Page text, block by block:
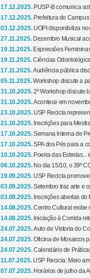
17.12.2025. PUSP-B comunica
17.12.2025. Prefeitura do Campus
03.12.2025. UOPI disponibiliza
27.11.2025. Dezembro Musical
19.11.2025. Expressões
19.11.2025.Ciências
17.11.2025.Audiência pública
05.11.2025.Workshop discute a
31.10.2025.2º Workshop discute
31.10.2025.Acontece em
23.10.2025. USP Recicla
21.10.2025. Inscrições para
17.10.2025.Semana Interna de
17.10.2025.SPA dos Pés para a
10.10.2025. Poeira das Estrelas...
06.10.2025. No dia 15/10, o 39º
19.09.2025. USP Recicla
03.09.2025.Setembro traz arte e
03.09.2025. Inscrições abertas do
14.08.2025.Centro Cultural exibe
14.08.2025. Iniciação à Corrida
24.07.2025.Auto de Vistoria do
24.07.2025.Oficina de Mosaicos
24.07.2025.Calendário de
11.07.2025. USP Recicla: Meio
07.07.2025. Horários de julho da